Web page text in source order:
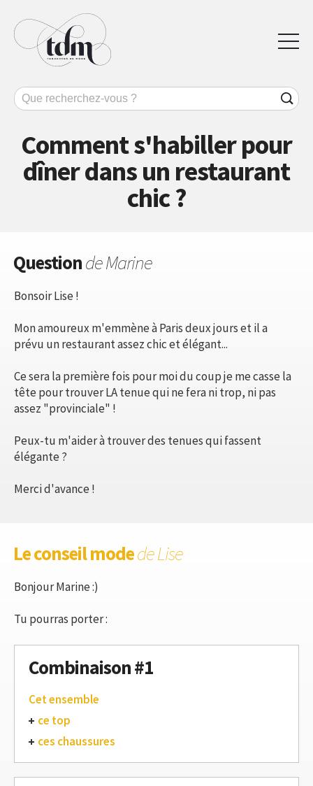
Comment s'habiller pour
dîner dans un restaurant
chic ?
Questionde Marine
Bonsoir Lise !
Mon amoureux m'emmène à Paris deux jours et il a
prévu un restaurant assez chic et élégant...
Ce sera la première fois pour moi du coup je me casse la
tête pour trouver LA tenue qui ne fera ni trop, ni pas
assez "provinciale" !
Peux-tu m'aider à trouver des tenues qui fassent
élégante ?
Merci d'avance !
Le conseil modede Lise
Bonjour Marine :)
Tu pourras porter :
Combinaison #1
Cet ensemble
ce top
ces chaussures